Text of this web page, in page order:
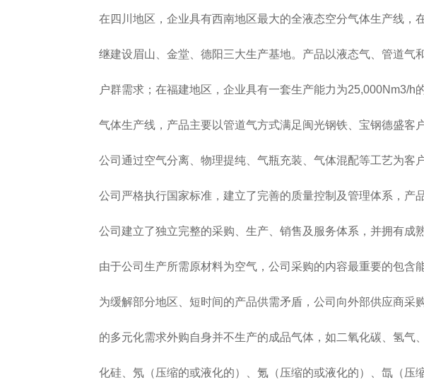
在四川地区，企业具有西南地区最大的全液态空分气体生产线，
继建设眉山、金堂、德阳三大生产基地。产品以液态气、管道气
户群需求；在福建地区，企业具有一套生产能力为25,000Nm3/h
气体生产线，产品主要以管道气方式满足闽光钢铁、宝钢德盛客
公司通过空气分离、物理提纯、气瓶充装、气体混配等工艺为客
公司严格执行国家标准，建立了完善的质量控制及管理体系，产
公司建立了独立完整的采购、生产、销售及服务体系，并拥有成熟
由于公司生产所需原材料为空气，公司采购的内容最重要的包含
为缓解部分地区、短时间的产品供需矛盾，公司向外部供应商采
的多元化需求外购自身并不生产的成品气体，如二氧化碳、氢气
化硅、氖（压缩的或液化的）、氪（压缩的或液化的）、氙（压